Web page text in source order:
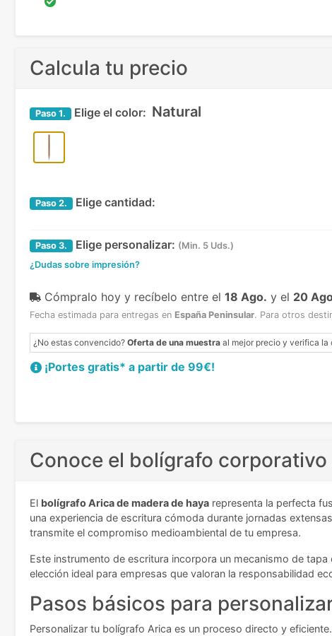
Calcula tu precio
Paso 1. Elige el color: Natural
Paso 2. Elige cantidad:
Paso 3. Elige personalizar: (Min. 5 Uds.)
¿Dudas sobre impresión?
Cómpralo hoy y recíbelo entre el 18 Ago. y el 20
Fecha estimada para entregas en España Peninsular. Para otros
¿No estas convencido? Oferta de una muestra al mejor precio y verifica la
¡Portes gratis* a partir de 99€!
Conoce el bolígrafo
El bolígrafo Arica de madera de haya representa la perfecta
una experiencia de escritura cómoda durante jornadas
transmite el compromiso medioambiental de tu empresa.
Este instrumento de escritura incorpora un mecanismo de
elección ideal para empresas que valoran la responsabilidad
Pasos básicos para
Personalizar tu bolígrafo Arica es un proceso directo y